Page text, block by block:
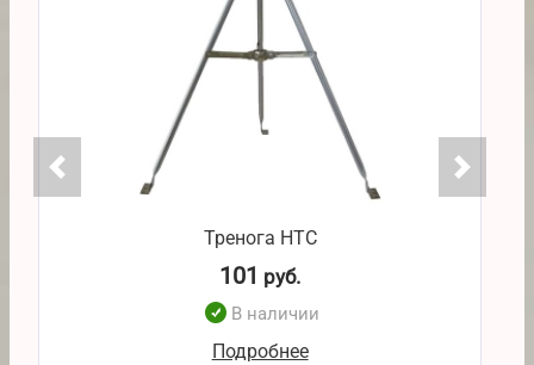
Тренога НТС
101 руб.
В наличии
Подробнее